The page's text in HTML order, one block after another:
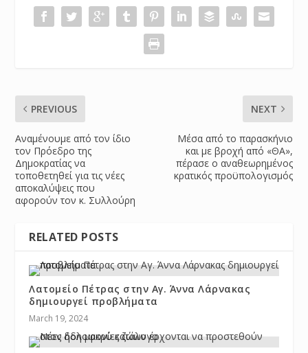
PREVIOUS
Αναμένουμε από τον ίδιο
τον Πρόεδρο της
Δημοκρατίας να
τοποθετηθεί για τις νέες
αποκαλύψεις που
αφορούν τον κ. Συλλούρη
NEXT
Μέσα από το παρασκήνιο
και με βροχή από «ΘΑ»,
πέρασε ο αναθεωρημένος
κρατικός προϋπολογισμός
RELATED POSTS
Λατομείο Πέτρας στην Αγ. Άννα Λάρνακας
δημιουργεί προβλήματα
March 19, 2024